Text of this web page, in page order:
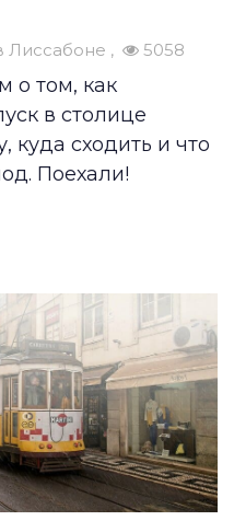
Лиссабоне 5058
о том, как
в столице
куда сходить и что
Поехали!